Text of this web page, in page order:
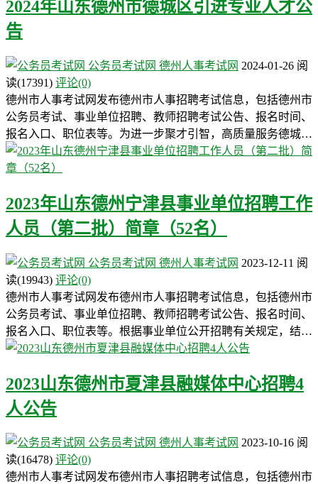
2024年山东德州市德城区引进专业人才公
告
公务员考试网 德州人事考试网 2024-01-26 阅
读(17391) 评论(0)
德州市人事考试网发布德州市人事招聘考试信息，包括德州市
公务员考试、事业单位招聘、教师招聘考试公告、报名时间、
报名入口、职位表等。为进一步聚才引智，高质量服务德城…
2023年山东德州宁津县事业单位招聘工作
人员（第二批）简章（52名）
公务员考试网 德州人事考试网 2023-12-11 阅
读(19943) 评论(0)
德州市人事考试网发布德州市人事招聘考试信息，包括德州市
公务员考试、事业单位招聘、教师招聘考试公告、报名时间、
报名入口、职位表等。根据事业单位公开招聘有关规定，结…
2023山东德州市夏津县融媒体中心招聘4
人公告
公务员考试网 德州人事考试网 2023-10-16 阅
读(16478) 评论(0)
德州市人事考试网发布德州市人事招聘考试信息，包括德州市